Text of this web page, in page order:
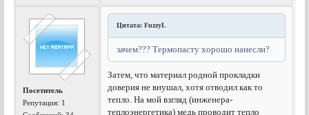
Посетитель
Репутация: 1
Цитата: FuzzyL
зачем??? Термопасту хорошо нанесли?
Затем, что материал родной прокладки
доверия не внушал, хотя отводил как то
тепло. На мой взгляд (инженера-
теплоэнергетика) медь проводит тепло